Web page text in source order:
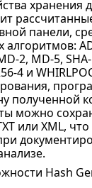
хранения
панели,
2, MD-5,
4 и
полученной
можно
или XML,
Hash